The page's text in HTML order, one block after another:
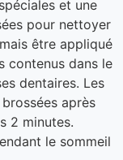
et une
pour nettoyer
être appliqué
contenus dans le
dentaires. Les
après
2 minutes.
le sommeil